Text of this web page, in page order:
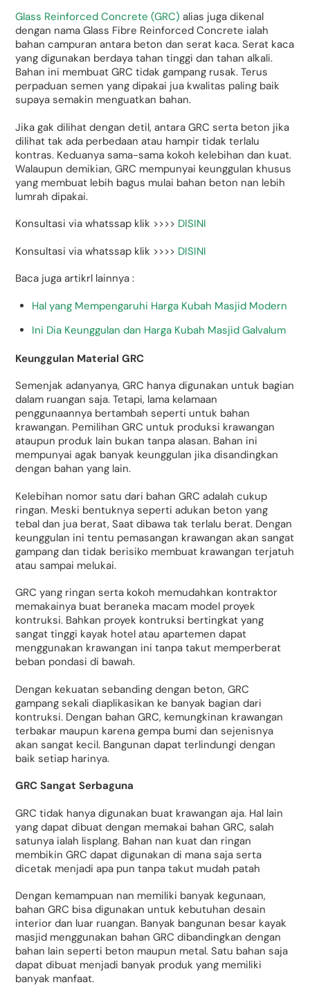
Glass Reinforced Concrete (GRC)alias juga dikenal
dengan nama Glass Fibre Reinforced Concrete ialah
bahan campuran antara beton dan serat kaca. Serat kaca
yang digunakan berdaya tahan tinggi dan tahan alkali.
Bahan ini membuat GRC tidak gampang rusak. Terus
perpaduan semen yang dipakai jua kwalitas paling baik
supaya semakin menguatkan bahan.
Jika gak dilihat dengan detil, antara GRC serta beton jika
dilihat tak ada perbedaan atau hampir tidak terlalu
kontras. Keduanya sama-sama kokoh kelebihan dan kuat.
Walaupun demikian, GRC mempunyai keunggulan khusus
yang membuat lebih bagus mulai bahan beton nan lebih
lumrah dipakai.
Konsultasi via whatssap klik >>>> DISINI
Konsultasi via whatssap klik >>>> DISINI
Baca juga artikrl lainnya :
Hal yang Mempengaruhi Harga Kubah Masjid Modern
Ini Dia Keunggulan dan Harga Kubah Masjid Galvalum
Keunggulan Material GRC
Semenjak adanyanya, GRC hanya digunakan untuk bagian
dalam ruangan saja. Tetapi, lama kelamaan
penggunaannya bertambah seperti untuk bahan
krawangan. Pemilihan GRC untuk produksi krawangan
ataupun produk lain bukan tanpa alasan. Bahan ini
mempunyai agak banyak keunggulan jika disandingkan
dengan bahan yang lain.
Kelebihan nomor satu dari bahan GRC adalah cukup
ringan. Meski bentuknya seperti adukan beton yang
tebal dan jua berat, Saat dibawa tak terlalu berat. Dengan
keunggulan ini tentu pemasangan krawangan akan sangat
gampang dan tidak berisiko membuat krawangan terjatuh
atau sampai melukai.
GRC yang ringan serta kokoh memudahkan kontraktor
memakainya buat beraneka macam model proyek
kontruksi. Bahkan proyek kontruksi bertingkat yang
sangat tinggi kayak hotel atau apartemen dapat
menggunakan krawangan ini tanpa takut memperberat
beban pondasi di bawah.
Dengan kekuatan sebanding dengan beton, GRC
gampang sekali diaplikasikan ke banyak bagian dari
kontruksi. Dengan bahan GRC, kemungkinan krawangan
terbakar maupun karena gempa bumi dan sejenisnya
akan sangat kecil. Bangunan dapat terlindungi dengan
baik setiap harinya.
GRC Sangat Serbaguna
GRC tidak hanya digunakan buat krawangan aja. Hal lain
yang dapat dibuat dengan memakai bahan GRC, salah
satunya ialah lisplang. Bahan nan kuat dan ringan
membikin GRC dapat digunakan di mana saja serta
dicetak menjadi apa pun tanpa takut mudah patah
Dengan kemampuan nan memiliki banyak kegunaan,
bahan GRC bisa digunakan untuk kebutuhan desain
interior dan luar ruangan. Banyak bangunan besar kayak
masjid menggunakan bahan GRC dibandingkan dengan
bahan lain seperti beton maupun metal. Satu bahan saja
dapat dibuat menjadi banyak produk yang memiliki
banyak manfaat.